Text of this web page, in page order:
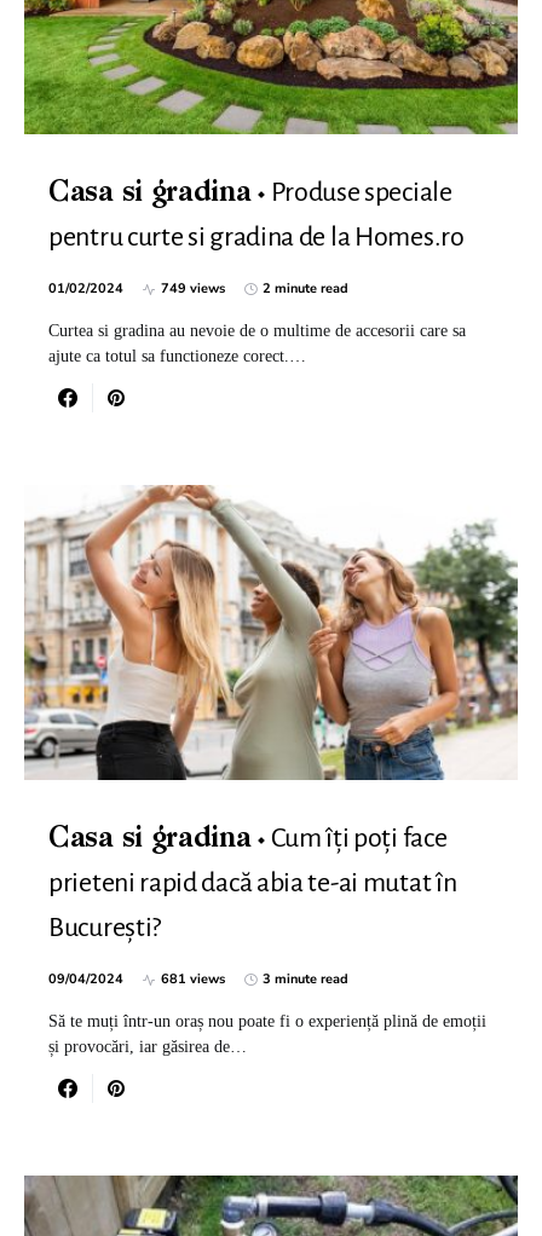
Casa si gradina
Produse speciale
pentru curte si gradina de la Homes.ro
01/02/2024 749 views 2 minute read
Curtea si gradina au nevoie de o multime de accesorii care sa
ajute ca totul sa functioneze corect.…
Casa si gradina
Cum îți poți face
prieteni rapid dacă abia te-ai mutat în
București?
09/04/2024 681 views 3 minute read
Să te muți într-un oraș nou poate fi o experiență plină de emoții
și provocări, iar găsirea de…